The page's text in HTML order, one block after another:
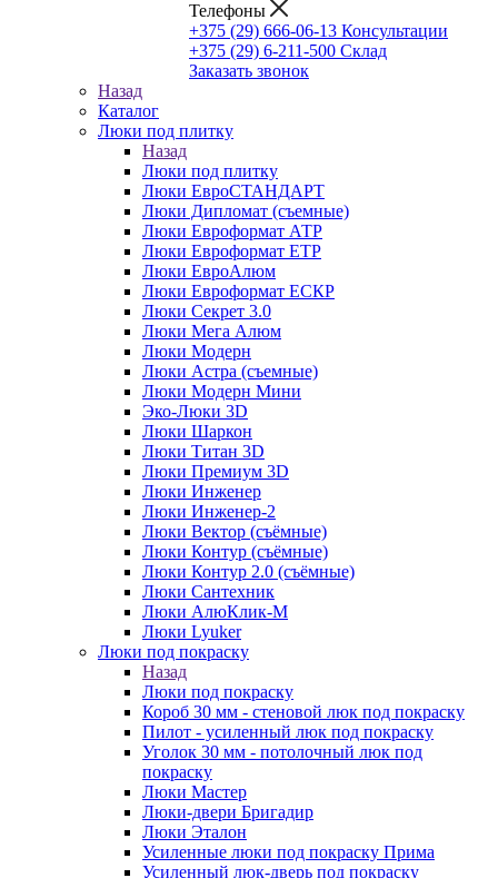
Телефоны
+375 (29) 666-06-13 Консультации
+375 (29) 6-211-500 Склад
Заказать звонок
Назад
Каталог
Люки под плитку
Назад
Люки под плитку
Люки ЕвроСТАНДАРТ
Люки Дипломат (съемные)
Люки Евроформат АТР
Люки Евроформат ЕТР
Люки ЕвроАлюм
Люки Евроформат ЕСКР
Люки Секрет 3.0
Люки Мега Алюм
Люки Модерн
Люки Астра (съемные)
Люки Модерн Мини
Эко-Люки 3D
Люки Шаркон
Люки Титан 3D
Люки Премиум 3D
Люки Инженер
Люки Инженер-2
Люки Вектор (съёмные)
Люки Контур (съёмные)
Люки Контур 2.0 (съёмные)
Люки Сантехник
Люки АлюКлик-М
Люки Lyuker
Люки под покраску
Назад
Люки под покраску
Короб 30 мм - стеновой люк под покраску
Пилот - усиленный люк под покраску
Уголок 30 мм - потолочный люк под
покраску
Люки Мастер
Люки-двери Бригадир
Люки Эталон
Усиленные люки под покраску Прима
Усиленный люк-дверь под покраску